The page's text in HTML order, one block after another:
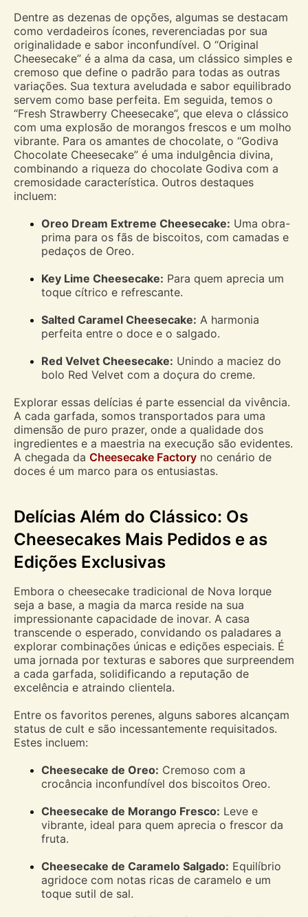
Dentre as dezenas de opções, algumas se destacam
como verdadeiros ícones, reverenciadas por sua
originalidade e sabor inconfundível. O “Original
Cheesecake” é a alma da casa, um clássico simples e
cremoso que define o padrão para todas as outras
variações. Sua textura aveludada e sabor equilibrado
servem como base perfeita. Em seguida, temos o
“Fresh Strawberry Cheesecake”, que eleva o clássico
com uma explosão de morangos frescos e um molho
vibrante. Para os amantes de chocolate, o “Godiva
Chocolate Cheesecake” é uma indulgência divina,
combinando a riqueza do chocolate Godiva com a
cremosidade característica. Outros destaques
incluem:
Oreo Dream Extreme Cheesecake: Uma obra-
prima para os fãs de biscoitos, com camadas e
pedaços de Oreo.
Key Lime Cheesecake: Para quem aprecia um
toque cítrico e refrescante.
Salted Caramel Cheesecake: A harmonia
perfeita entre o doce e o salgado.
Red Velvet Cheesecake: Unindo a maciez do
bolo Red Velvet com a doçura do creme.
Explorar essas delícias é parte essencial da vivência.
A cada garfada, somos transportados para uma
dimensão de puro prazer, onde a qualidade dos
ingredientes e a maestria na execução são evidentes.
A chegada da Cheesecake Factory no cenário de
doces é um marco para os entusiastas.
Delícias Além do Clássico: Os
Cheesecakes Mais Pedidos e as
Edições Exclusivas
Embora o cheesecake tradicional de Nova Iorque
seja a base, a magia da marca reside na sua
impressionante capacidade de inovar. A casa
transcende o esperado, convidando os paladares a
explorar combinações únicas e edições especiais. É
uma jornada por texturas e sabores que surpreendem
a cada garfada, solidificando a reputação de
excelência e atraindo clientela.
Entre os favoritos perenes, alguns sabores alcançam
status de cult e são incessantemente requisitados.
Estes incluem:
Cheesecake de Oreo: Cremoso com a
crocância inconfundível dos biscoitos Oreo.
Cheesecake de Morango Fresco: Leve e
vibrante, ideal para quem aprecia o frescor da
fruta.
Cheesecake de Caramelo Salgado: Equilíbrio
agridoce com notas ricas de caramelo e um
toque sutil de sal.